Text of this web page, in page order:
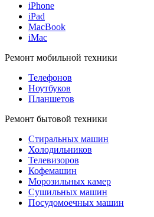
iPhone
iPad
MacBook
iMac
Ремонт мобильной техники
Телефонов
Ноутбуков
Планшетов
Ремонт бытовой техники
Стиральных машин
Холодильников
Телевизоров
Кофемашин
Морозильных камер
Сушильных машин
Посудомоечных машин